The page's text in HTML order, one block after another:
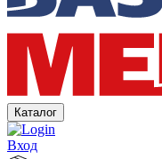
Каталог
Вход